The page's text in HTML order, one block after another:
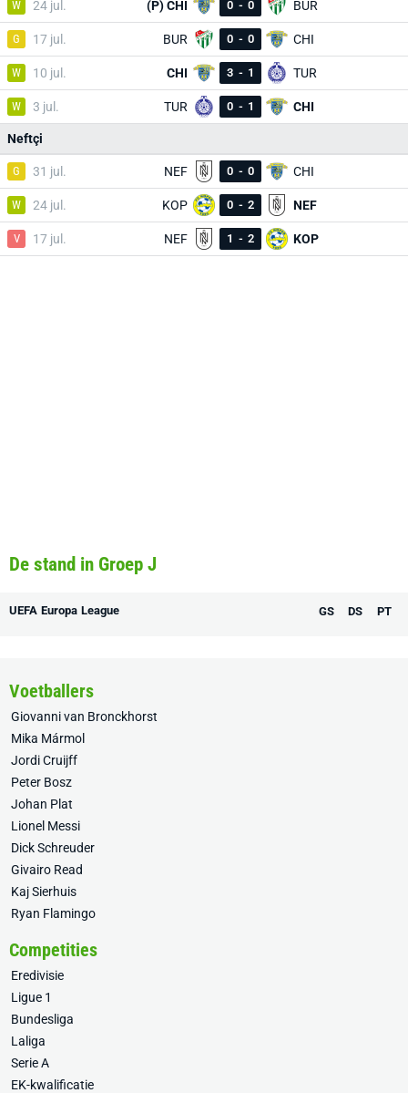
W 24 jul. (P) CHI 0 - 0 BUR
G 17 jul. BUR 0 - 0 CHI
W 10 jul. CHI 3 - 1 TUR
W 3 jul. TUR 0 - 1 CHI
Neftçi
G 31 jul. NEF 0 - 0 CHI
W 24 jul. KOP 0 - 2 NEF
V 17 jul. NEF 1 - 2 KOP
De stand in Groep J
UEFA Europa League GS DS PT
Voetballers
Giovanni van Bronckhorst
Mika Mármol
Jordi Cruijff
Peter Bosz
Johan Plat
Lionel Messi
Dick Schreuder
Givairo Read
Kaj Sierhuis
Ryan Flamingo
Competities
Eredivisie
Ligue 1
Bundesliga
Laliga
Serie A
EK-kwalificatie